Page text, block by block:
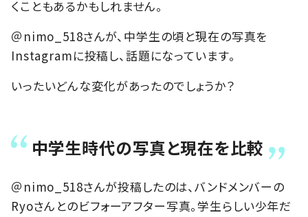
くこともあるかもしれません。
＠nimo_518さんが、中学生の頃と現在の写真を
Instagramに投稿し、話題になっています。
いったいどんな変化があったのでしょうか？
中学生時代の写真と現在を比較
＠nimo_518さんが投稿したのは、バンドメンバーの
Ryoさんとのビフォーアフター写真。学生らしい少年だ